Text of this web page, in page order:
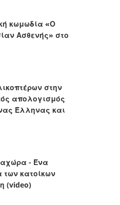
κωμωδία «Ο
Ασθενής» στο
στην
απολογισμός
Έλληνας και
- Ένα
των κατοίκων
(video)